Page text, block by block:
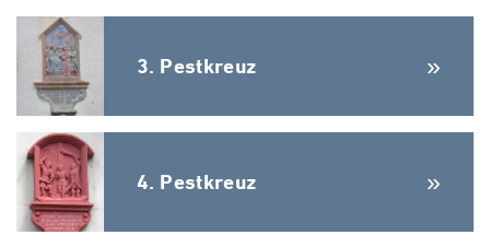
3. Pestkreuz
4. Pestkreuz